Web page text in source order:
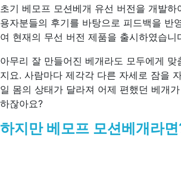
초기 베모프 모션베개 유선 버전을 개발
용자분들의 후기를 바탕으로 피드백을 반
여 현재의 무선 버전 제품을 출시하였습니
아무리 잘 만들어진 베개라도 모두에게 맞
지요. 사람마다 제각각 다른 자세로 잠을
일 몸의 상태가 달라져 어제 편했던 베개
하잖아요?
하지만 베모프 모션베개라